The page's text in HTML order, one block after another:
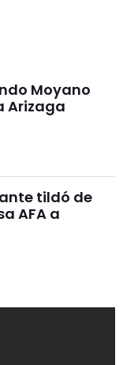
Moyano
Arizaga
tildó de
AFA a